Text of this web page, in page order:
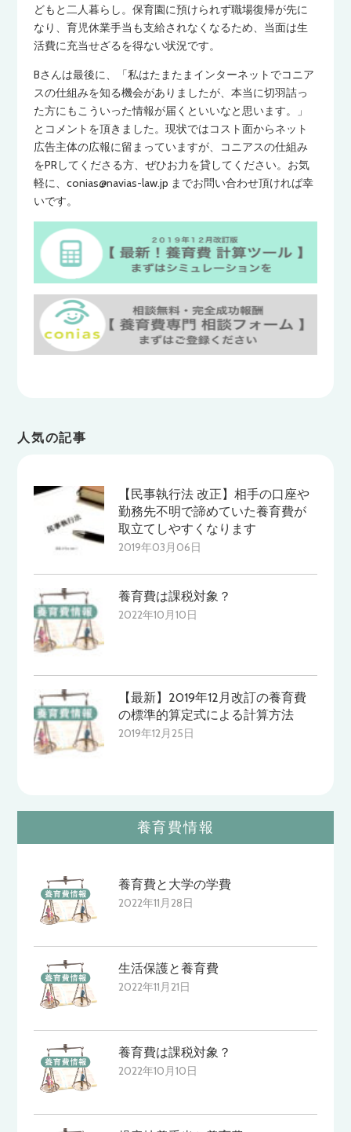
どもと二人暮らし。保育園に預けられず職場復帰が先に
なり、育児休業手当も支給されなくなるため、当面は生
活費に充当せざるを得ない状況です。
Bさんは最後に、「私はたまたまインターネットでコニア
スの仕組みを知る機会がありましたが、本当に切羽詰っ
た方にもこういった情報が届くといいなと思います。」
とコメントを頂きました。現状ではコスト面からネット
広告主体の広報に留まっていますが、コニアスの仕組み
をPRしてくださる方、ぜひお力を貸してください。お気
軽に、conias@navias-law.jp までお問い合わせ頂ければ幸
いです。
人気の記事
【民事執行法 改正】相手の口座や
勤務先不明で諦めていた養育費が
取立てしやすくなります
2019年03月06日
養育費は課税対象？
2022年10月10日
【最新】2019年12月改訂の養育費
の標準的算定式による計算方法
2019年12月25日
養育費情報
養育費と大学の学費
2022年11月28日
生活保護と養育費
2022年11月21日
養育費は課税対象？
2022年10月10日